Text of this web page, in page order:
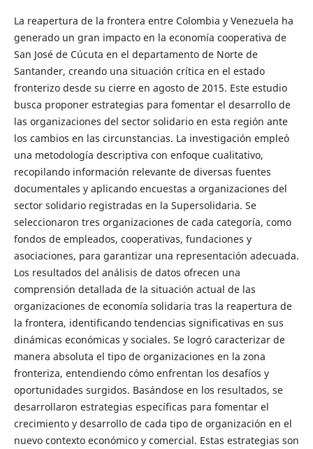
La reapertura de la frontera entre Colombia y Venezuela ha
generado un gran impacto en la economía cooperativa de
San José de Cúcuta en el departamento de Norte de
Santander, creando una situación crítica en el estado
fronterizo desde su cierre en agosto de 2015. Este estudio
busca proponer estrategias para fomentar el desarrollo de
las organizaciones del sector solidario en esta región ante
los cambios en las circunstancias. La investigación empleó
una metodología descriptiva con enfoque cualitativo,
recopilando información relevante de diversas fuentes
documentales y aplicando encuestas a organizaciones del
sector solidario registradas en la Supersolidaria. Se
seleccionaron tres organizaciones de cada categoría, como
fondos de empleados, cooperativas, fundaciones y
asociaciones, para garantizar una representación adecuada.
Los resultados del análisis de datos ofrecen una
comprensión detallada de la situación actual de las
organizaciones de economía solidaria tras la reapertura de
la frontera, identificando tendencias significativas en sus
dinámicas económicas y sociales. Se logró caracterizar de
manera absoluta el tipo de organizaciones en la zona
fronteriza, entendiendo cómo enfrentan los desafíos y
oportunidades surgidos. Basándose en los resultados, se
desarrollaron estrategias específicas para fomentar el
crecimiento y desarrollo de cada tipo de organización en el
nuevo contexto económico y comercial. Estas estrategias son